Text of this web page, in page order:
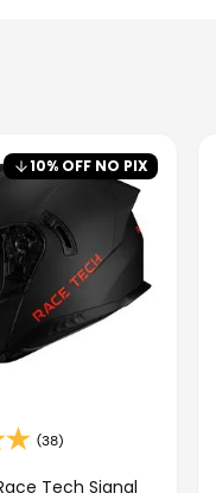
10% OFF NO PIX
(38)
Tech Signal